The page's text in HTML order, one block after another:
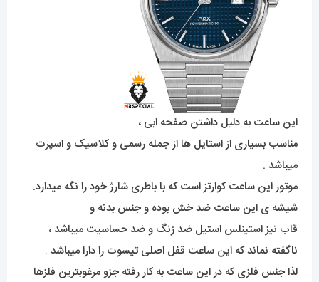
این ساعت به دلیل داشتن صفحه ابی ،
مناسب بسیاری از استایل ها از جمله رسمی و کلاسیک و اسپرت
میباشد .
موتور این ساعت کوارتز است که با باطری شارژ خود را نگه میدارد.
شیشه ی این ساعت ضد خش بوده و جنس بدنه و
قاب نیز استینلس استیل ضد زنگ و ضد حساسیت میباشد ،
ناگفته نماند که این ساعت قفل اصلی تیسوت را دارا میباشد .
لذا جنس فلزی که در این ساعت به کار رفته جزو مرغوبترین فلزها